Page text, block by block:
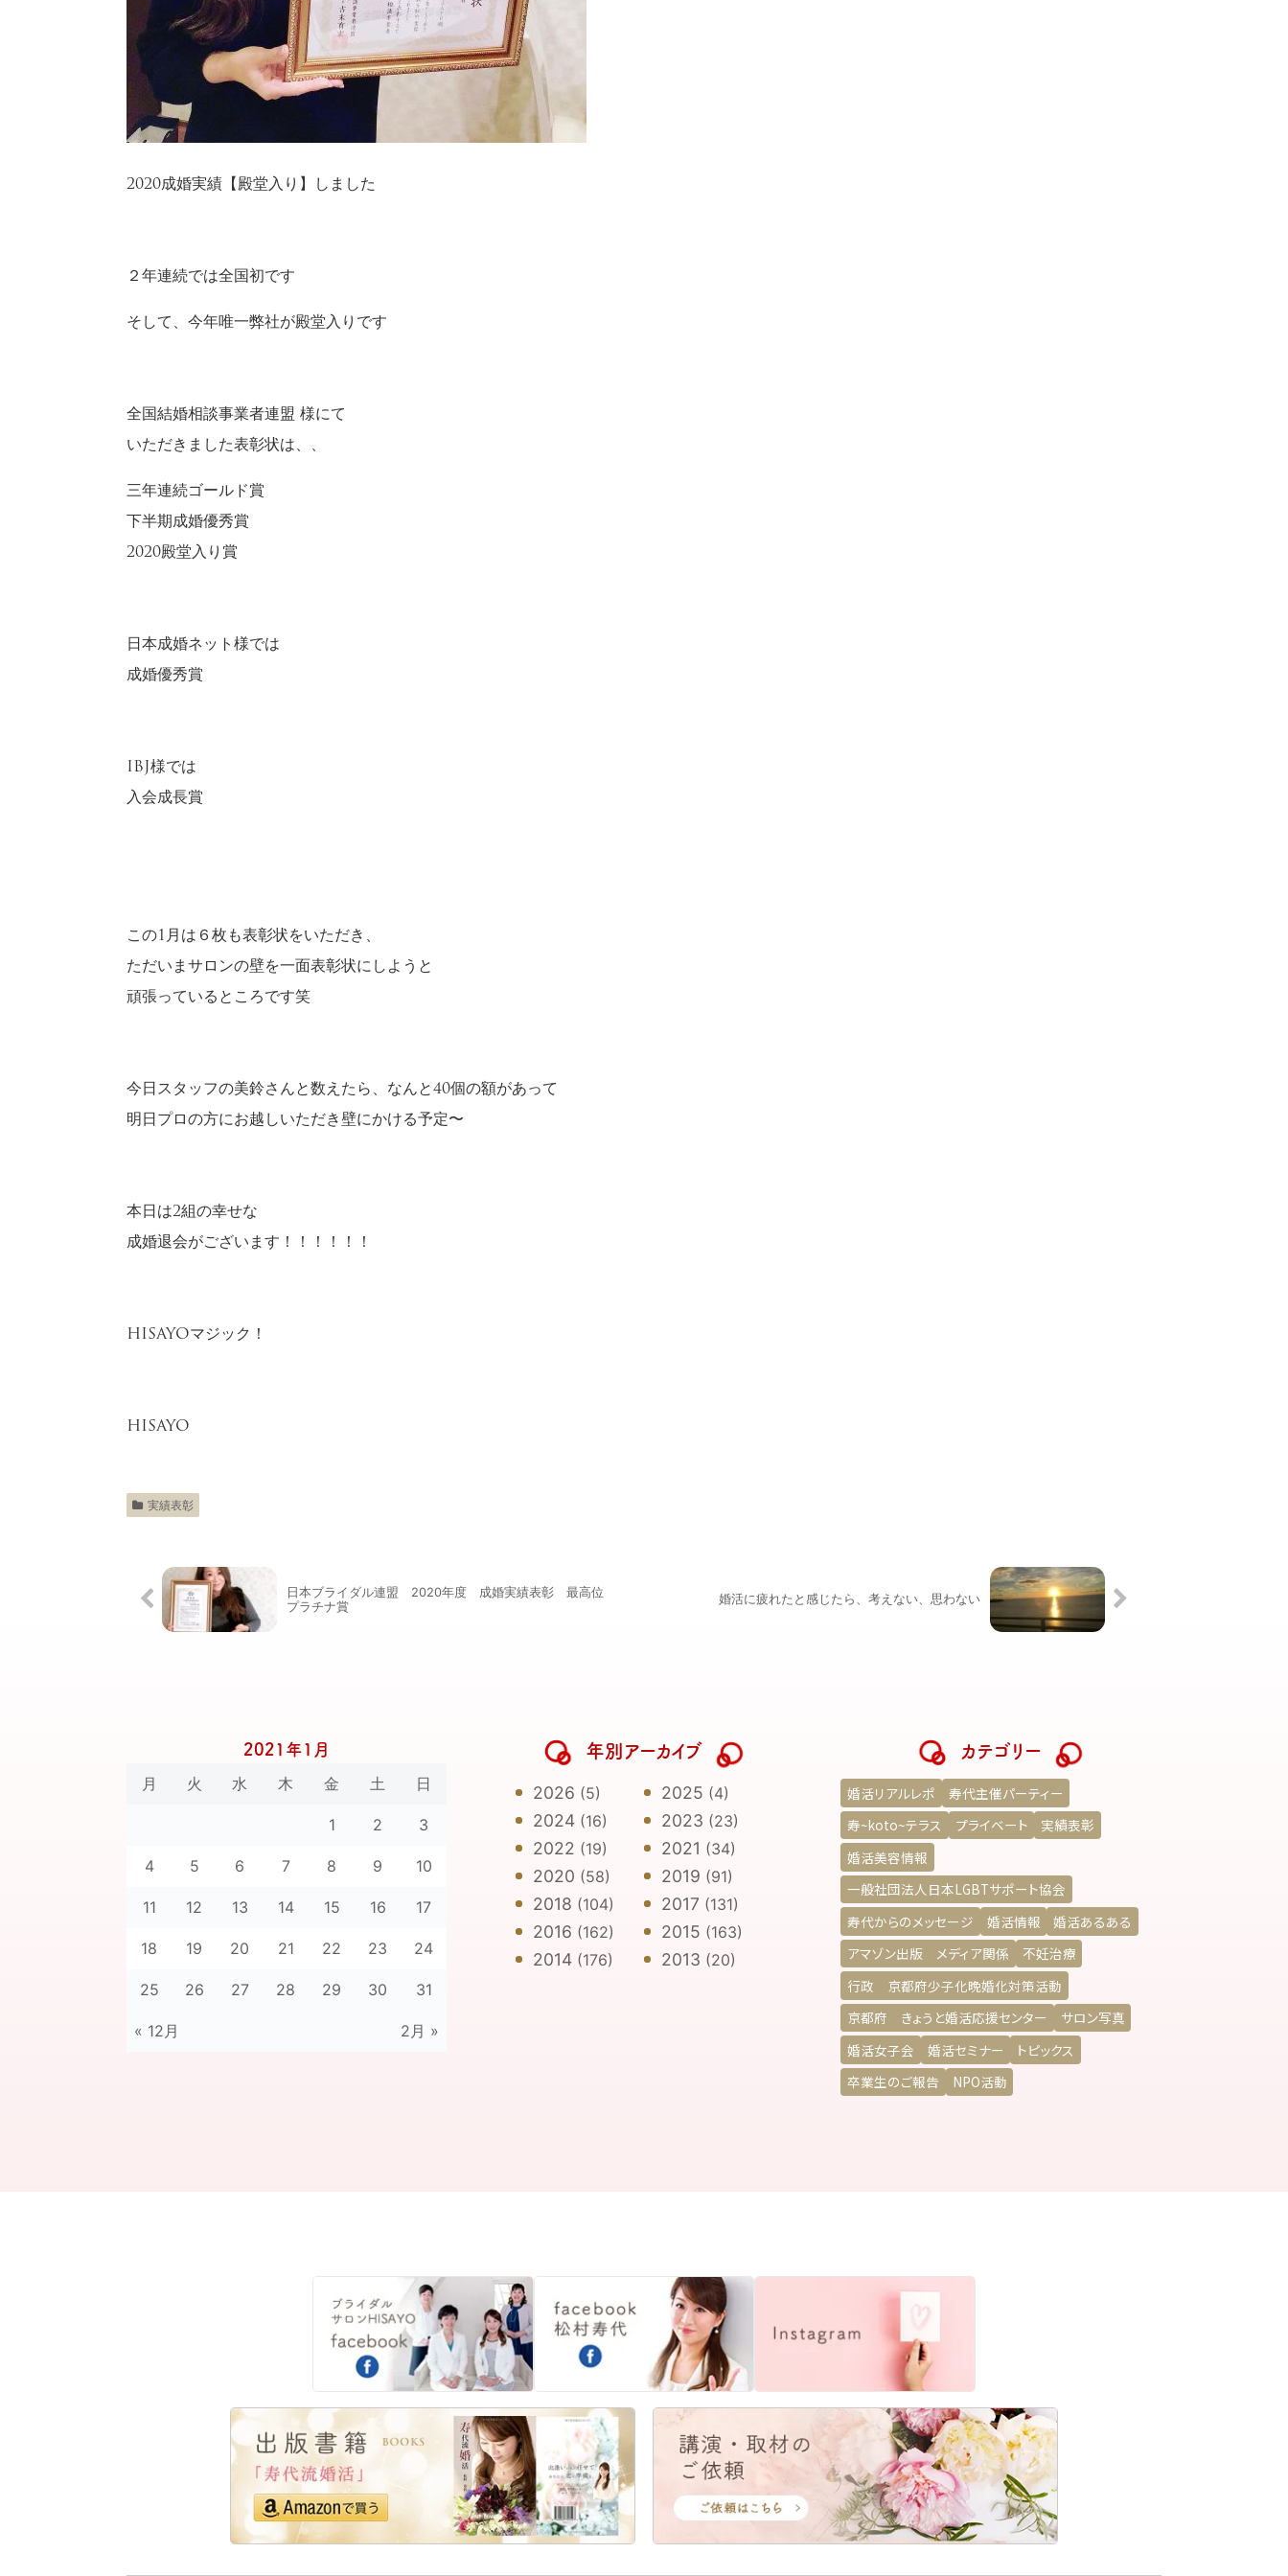
2020成婚実績【殿堂入り】しました
２年連続では全国初です
そして、今年唯一弊社が殿堂入りです
全国結婚相談事業者連盟 様にて
いただきました表彰状は、、
三年連続ゴールド賞
下半期成婚優秀賞
2020殿堂入り賞
日本成婚ネット様では
成婚優秀賞
IBJ様では
入会成長賞
この1月は６枚も表彰状をいただき、
ただいまサロンの壁を一面表彰状にしようと
頑張っているところです笑
今日スタッフの美鈴さんと数えたら、なんと40個の額があって
明日プロの方にお越しいただき壁にかける予定〜
本日は2組の幸せな
成婚退会がございます！！！！！！
HISAYOマジック！
HISAYO
実績表彰
日本ブライダル連盟 2020年度 成婚実績表彰 最高位
プラチナ賞
婚活に疲れたと感じたら、考えない、思わない
2021年1月
月 火 水 木 金 土 日
« 12月 2月 »
1 2 3
4 5 6 7 8 9 10
11 12 13 14 15 16 17
18 19 20 21 22 23 24
25 26 27 28 29 30 31
年別アーカイブ
2026 (5) 2025 (4)
2024(16) 2023 (23)
2022 (19) 2021 (34)
2020 (58) 2019 (91)
2018 (104) 2017 (131)
2016 (162) 2015 (163)
2014(176) 2013 (20)
カテゴリー
婚活リアルレポ
寿代主催パーティー
寿~koto~テラス
プライベート
実績表彰
婚活美容情報
一般社団法人日本LGBTサポート協会
寿代からのメッセージ
婚活情報
婚活あるある
アマゾン出版 メディア関係
不妊治療
行政 京都府少子化晩婚化対策活動
京都府 きょうと婚活応援センター
サロン写真
婚活女子会
婚活セミナー
トピックス
卒業生のご報告
NPO活動